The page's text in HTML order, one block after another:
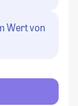
Wert von